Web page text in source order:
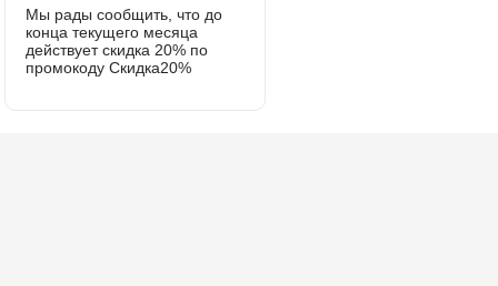
Мы рады сообщить, что до
конца текущего месяца
действует скидка 20% по
промокоду Скидка20%